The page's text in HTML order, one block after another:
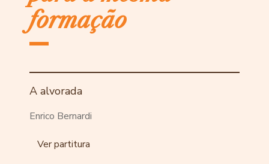
formação
A alvorada
Enrico Bernardi
Ver partitura